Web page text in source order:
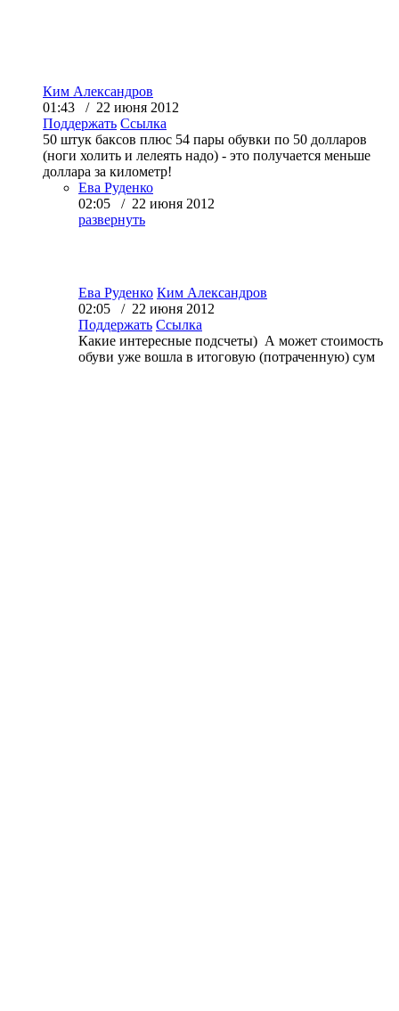
Ким Александров
01:43 / 22 июня 2012
Поддержать Ссылка
50 штук баксов плюс 54 пары обувки по 50 долларов
(ноги холить и лелеять надо) - это получается меньше
доллара за километр!
Ева Руденко
02:05 / 22 июня 2012
развернуть
Ева Руденко Ким Александров
02:05 / 22 июня 2012
Поддержать Ссылка
Какие интересные подсчеты) А может стоимость
обуви уже вошла в итоговую (потраченную) сум